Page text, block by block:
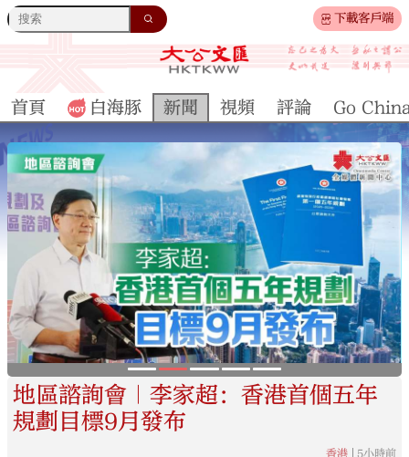
下載客戶端
首頁 白海豚 新聞 視頻 評論 Go
地區諮詢會｜李家超：香港首個五年
規劃目標9月發布
香港 5小時前